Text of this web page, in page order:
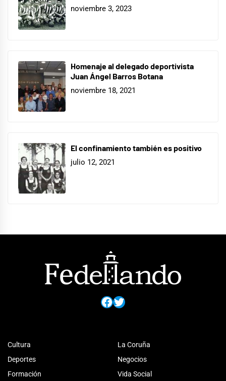
noviembre 3, 2023
Homenaje al delegado deportivista
Juan Ángel Barros Botana
noviembre 18, 2021
El confinamiento también es positivo
julio 12, 2021
Facebook
Twitter
Cultura
Deportes
Formación
La Coruña
Negocios
Vida Social